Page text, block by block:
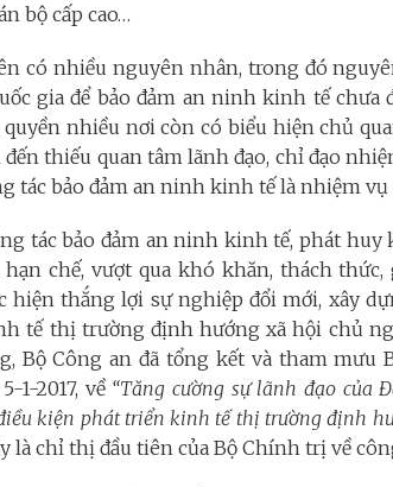
bộ cấp cao…
có nhiều nguyên nhân, trong đó
gia để bảo đảm an ninh kinh tế chưa
quyền nhiều nơi còn có biểu hiện chủ
đến thiếu quan tâm lãnh đạo, chỉ đạo
tác bảo đảm an ninh kinh tế là nhiệm
tác bảo đảm an ninh kinh tế, phát huy
chế, vượt qua khó khăn, thách
hiện thắng lợi sự nghiệp đổi mới, xây
tế thị trường định hướng xã hội chủ
Bộ Công an đã tổng kết và tham
1-2017, về “Tăng cường sự lãnh đạo của
kiện phát triển kinh tế thị trường định
là chỉ thị đầu tiên của Bộ Chính trị về